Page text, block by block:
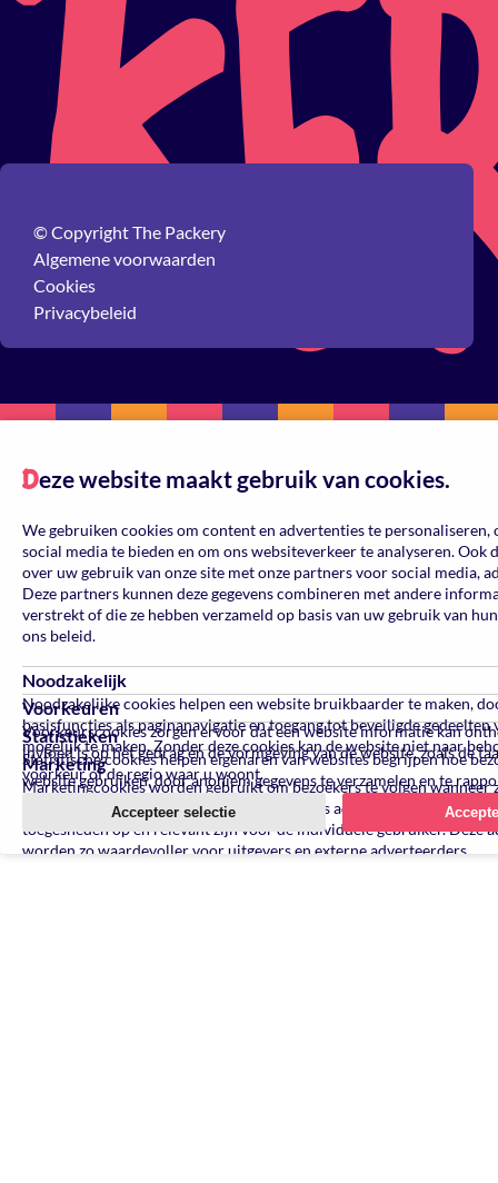
© Copyright The Packery
Algemene voorwaarden
Cookies
Privacybeleid
Deze website maakt gebruik van cookies.
We gebruiken cookies om content en advertenties te
social media te bieden en om ons websiteverkeer te analyseren. Ook
over uw gebruik van onze site met onze partners voor social media,
Deze partners kunnen deze gegevens combineren met andere
verstrekt of die ze hebben verzameld op basis van uw gebruik van
ons beleid.
Noodzakelijk
Noodzakelijke cookies helpen een website bruikbaarder te maken,
basisfuncties als paginanavigatie en toegang tot beveiligde gedeelten
mogelijk te maken. Zonder deze cookies kan de website niet naar
Voorkeuren
Voorkeurscookies zorgen ervoor dat een website informatie kan
invloed is op het gedrag en de vormgeving van de website, zoals de
voorkeur of de regio waar u woont.
Statistieken
Statistische cookies helpen eigenaren van websites begrijpen hoe
website gebruiken, door anoniem gegevens te verzamelen en te
Marketing
Marketingcookies worden gebruikt om bezoekers te volgen wanneer
verschillende websites bezoeken. Hun doel is advertenties
toegesneden op en relevant zijn voor de individuele gebruiker. Deze
worden zo waardevoller voor uitgevers en externe adverteerders.
Accepteer selectie